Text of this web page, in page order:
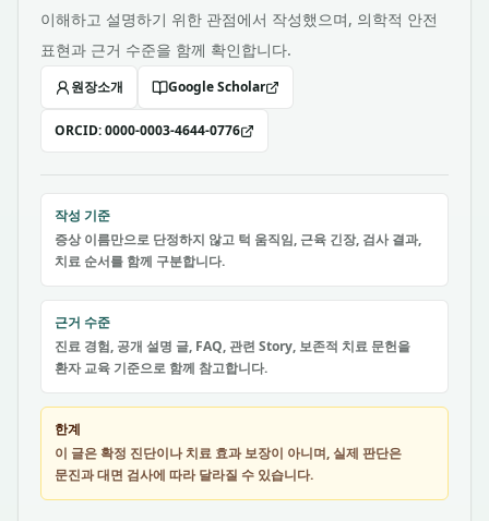
이해하고 설명하기 위한 관점에서 작성했으며, 의학적 안전
표현과 근거 수준을 함께 확인합니다.
원장소개 Google Scholar
ORCID:0000-0003-4644-0776
작성 기준
증상 이름만으로 단정하지 않고 턱 움직임, 근육 긴장, 검사 결과,
치료 순서를 함께 구분합니다.
근거 수준
진료 경험, 공개 설명 글, FAQ, 관련 Story, 보존적 치료 문헌을
환자 교육 기준으로 함께 참고합니다.
한계
이 글은 확정 진단이나 치료 효과 보장이 아니며, 실제 판단은
문진과 대면 검사에 따라 달라질 수 있습니다.